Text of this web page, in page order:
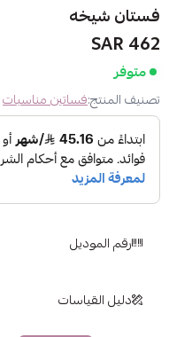
فستان شيخه
462 SAR
متوفر
تصنيف المنتج:فساتين مناسبات
رقم الموديل
دليل القياسات